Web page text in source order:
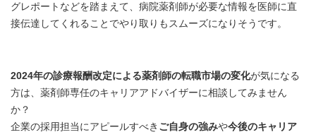
グレポートなどを踏まえて、病院薬剤師が必要な情報を医師に直
接伝達してくれることでやり取りもスムーズになりそうです。
2024年の診療報酬改定による薬剤師の転職市場の変化が気になる
方は、薬剤師専任のキャリアアドバイザーに相談してみません
か？
企業の採用担当にアピールすべき ご自身の強みや今後のキャリア